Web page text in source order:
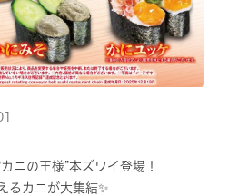
ニの王様”本ズワイ登場！
るカニが大集結✨